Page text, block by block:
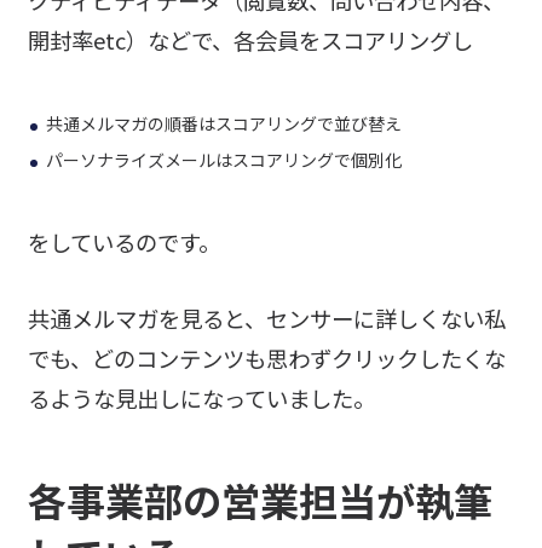
開封率etc）などで、各会員をスコアリングし
共通メルマガの順番はスコアリングで並び替え
パーソナライズメールはスコアリングで個別化
をしているのです。
共通メルマガを見ると、センサーに詳しくない私
でも、どのコンテンツも思わずクリックしたくな
るような見出しになっていました。
各事業部の営業担当が執筆